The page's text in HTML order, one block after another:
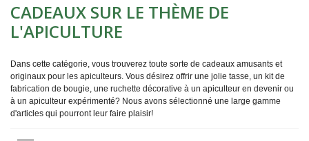
CADEAUX SUR LE THÈME DE
L'APICULTURE
Dans cette catégorie, vous trouverez toute sorte de cadeaux amusants et
originaux pour les apiculteurs. Vous désirez offrir une jolie tasse, un kit de
fabrication de bougie, une ruchette décorative à un apiculteur en devenir ou
à un apiculteur expérimenté? Nous avons sélectionné une large gamme
d'articles qui pourront leur faire plaisir!